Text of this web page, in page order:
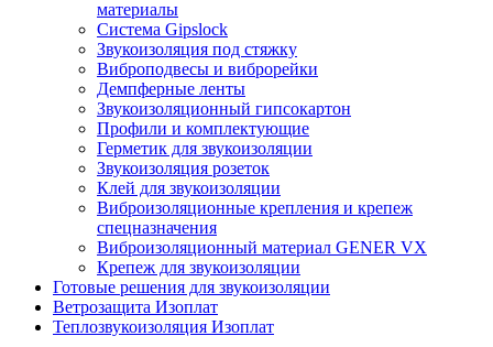
материалы
Система Gipslock
Звукоизоляция под стяжку
Виброподвесы и виброрейки
Демпферные ленты
Звукоизоляционный гипсокартон
Профили и комплектующие
Герметик для звукоизоляции
Звукоизоляция розеток
Клей для звукоизоляции
Виброизоляционные крепления и крепеж
спецназначения
Виброизоляционный материал GENER VX
Крепеж для звукоизоляции
Готовые решения для звукоизоляции
Ветрозащита Изоплат
Теплозвукоизоляция Изоплат